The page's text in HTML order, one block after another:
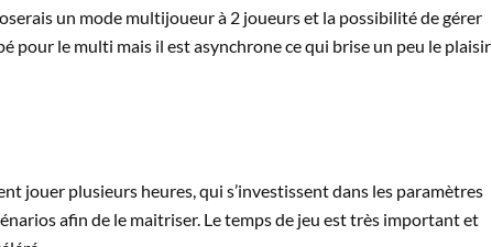
un mode multijoueur à 2 joueurs et la possibilité de gérer
pour le multi mais il est asynchrone ce qui brise un peu le plaisir
jouer plusieurs heures, qui s’investissent dans les paramètres
afin de le maitriser. Le temps de jeu est très important et